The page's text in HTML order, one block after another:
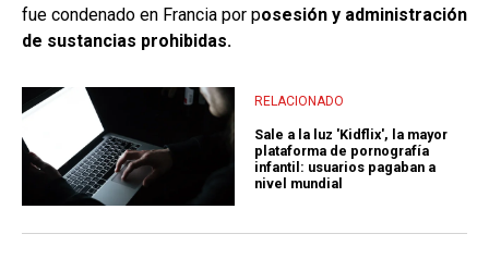
fue condenado en Francia por posesión y administración
de sustancias prohibidas.
RELACIONADO
Sale a la luz 'Kidflix', la mayor
plataforma de pornografía
infantil: usuarios pagaban a
nivel mundial